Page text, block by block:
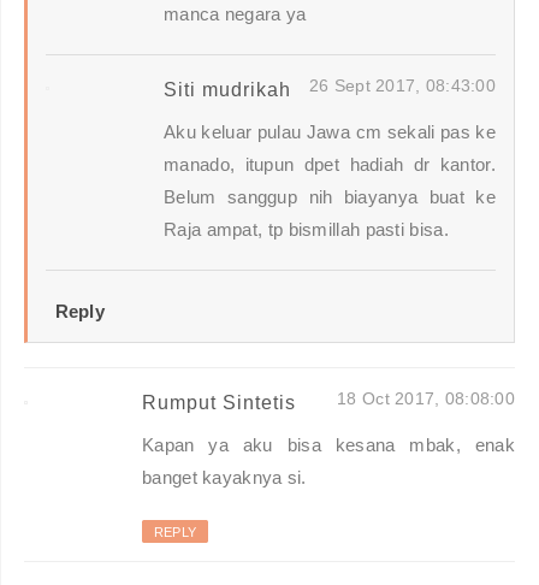
manca negara ya
Siti mudrikah 26 Sept 2017, 08:43:00
Aku keluar pulau Jawa cm sekali pas ke
manado, itupun dpet hadiah dr kantor.
Belum sanggup nih biayanya buat ke
Raja ampat, tp bismillah pasti bisa.
Reply
Rumput Sintetis 18 Oct 2017, 08:08:00
Kapan ya aku bisa kesana mbak, enak
banget kayaknya si.
REPLY